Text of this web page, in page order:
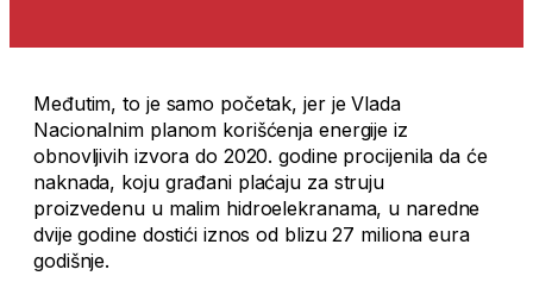
Međutim, to je samo početak, jer je Vlada
Nacionalnim planom korišćenja energije iz
obnovljivih izvora do 2020. godine procijenila da će
naknada, koju građani plaćaju za struju
proizvedenu u malim hidroelekranama, u naredne
dvije godine dostići iznos od blizu 27 miliona eura
godišnje.